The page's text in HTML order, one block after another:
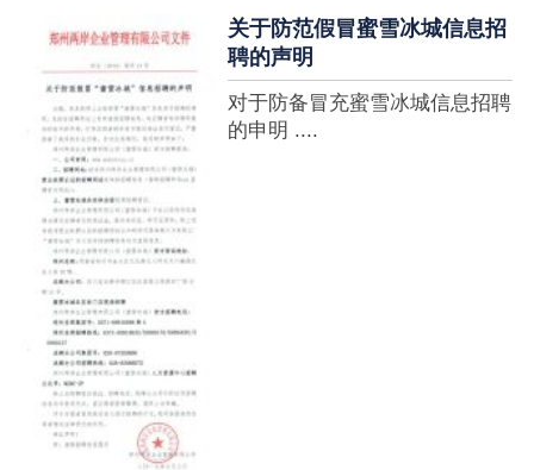
关于防范假冒蜜雪冰城信息招
聘的声明
对于防备冒充蜜雪冰城信息招聘
的申明 ....